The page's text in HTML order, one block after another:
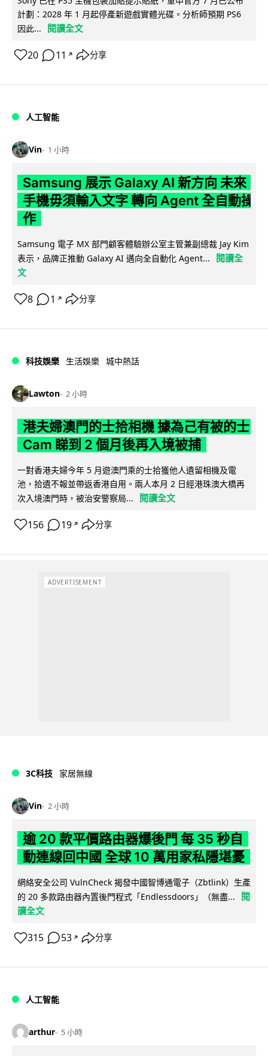
計劃：2028 年 1 月起停產新遊戲實體光碟。分析師預期 PS6
因此...
閱讀全文
20 11 ↗ 分享
人工智能
Vin 1 小時
Samsung 展示 Galaxy AI 新方向 未來
手機毋須輸入文字 轉向 Agent 全自動操
作
Samsung 電子 MX 部門顧客體驗辦公室主管兼副總裁 Jay Kim
表示，品牌正推動 Galaxy AI 邁向全自動化 Agent...
閱讀全
文
8 1 ↗ 分享
科技娛樂 生活娛樂 城中熱話
Lawton 2 小時
港夫婦澳門的士拾相機 據為己有被的士
Cam 睇到 2 個月後再入境被捕
一對香港夫婦今年 5 月遊澳門乘的士拾獲他人遺留相機及電
池，拾遺不報並帶返香港自用。兩人本月 2 日經港珠澳大橋再
次入境澳門時，被治安警察局...
閱讀全文
156 19 ↗ 分享
ADVERTISEMENT
3C科技 家居無線
Vin 2 小時
逾 20 款平價路由器爆後門 每 35 秒自
動連線回中國 全球 10 萬用家私隱堪憂
網絡安全公司 VulnCheck 揭發中國智博通電子（Zbtlink）生產
的 20 多款路由器內置後門程式「Endlessdoors」（無盡...
閱
讀全文
315 53 ↗ 分享
人工智能
arthur 5 小時